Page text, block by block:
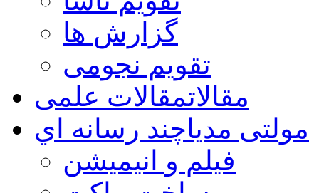
گزارش ها
تقویم نجومی
مقالاتمقالات علمی
مولتی مدیاچند رسانه اي
فیلم و انیمیشن